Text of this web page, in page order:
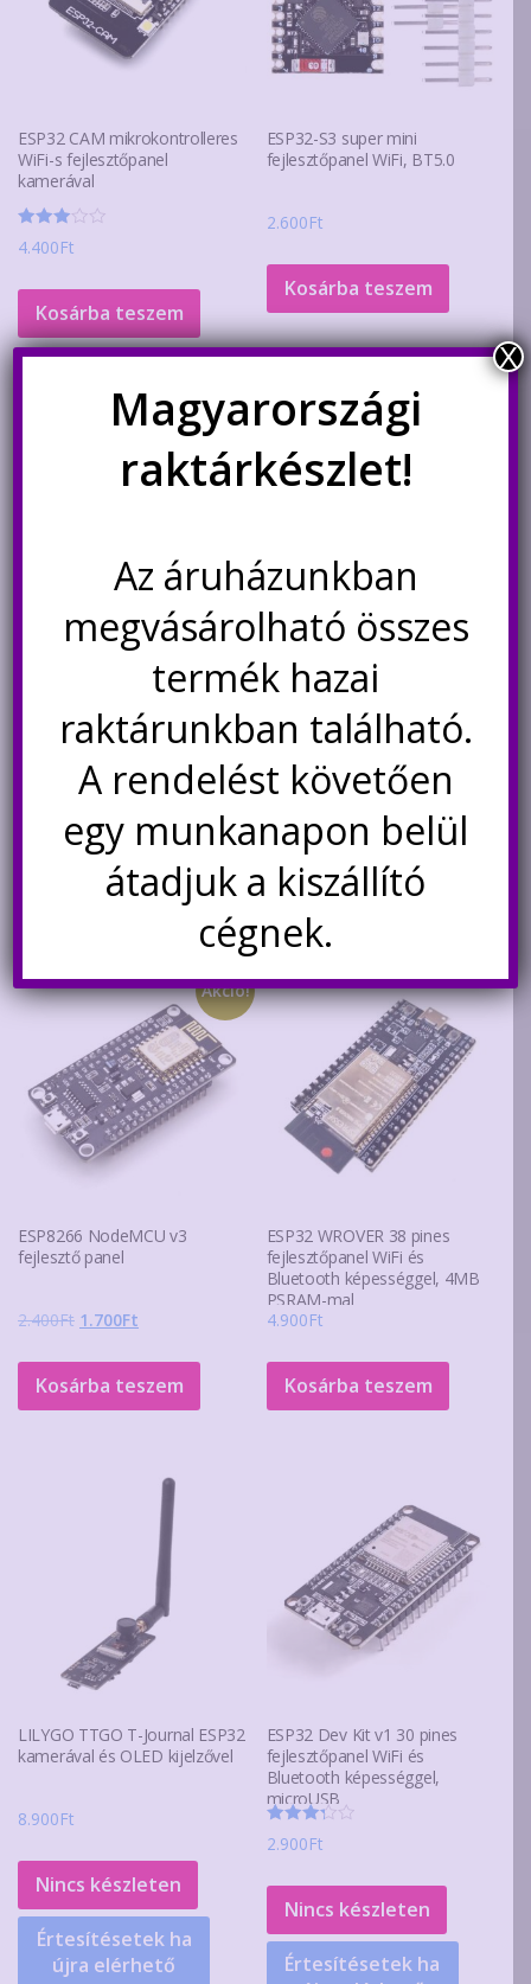
ESP32 CAM mikrokontrolleres
WiFi-s fejlesztőpanel
kamerával
Értékelés:
3.00
4.400Ft
Kosárba teszem
ESP32-S3 super mini
fejlesztőpanel WiFi, BT5.0
2.600Ft
Kosárba teszem
ESP32-C3 PRO mini
fejlesztőpanel WiFi, BT5.0
Ft
Kapcsolódó termékek
Akció!
ESP8266 NodeMCU v3
fejlesztő panel
2.400Ft Original
was:
2.400Ft.
1.700Ft
is:
1.700Ft.
Kosárba teszem
ESP32 WROVER 38 pines
fejlesztőpanel WiFi és
Bluetooth képességgel, 4MB
PSRAM-mal
4.900Ft
Kosárba teszem
LILYGO TTGO T-Journal ESP32
kamerával és OLED kijelzővel
8.900Ft
Nincs készleten
Értesítésetek ha
újra elérhető
ESP32 Dev Kit v1 30 pines
fejlesztőpanel WiFi és
Bluetooth képességgel,
microUSB
Értékelés:
3.33
2.900Ft
Nincs készleten
Értesítésetek ha
Magyarországi
raktárkészlet!
Az áruházunkban
megvásárolható összes
termék hazai
raktárunkban található.
A rendelést követően
egy munkanapon belül
átadjuk a kiszállító
cégnek.
X